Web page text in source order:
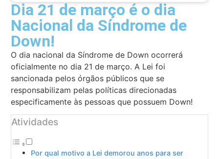
Dia 21 de março é o dia
Nacional da Síndrome de
Down!
O dia nacional da Síndrome de Down ocorrerá
oficialmente no dia 21 de março. A Lei foi
sancionada pelos órgãos públicos que se
responsabilizam pelas políticas direcionadas
especificamente às pessoas que possuem Down!
Atividades
Por qual motivo a Lei demorou anos para ser